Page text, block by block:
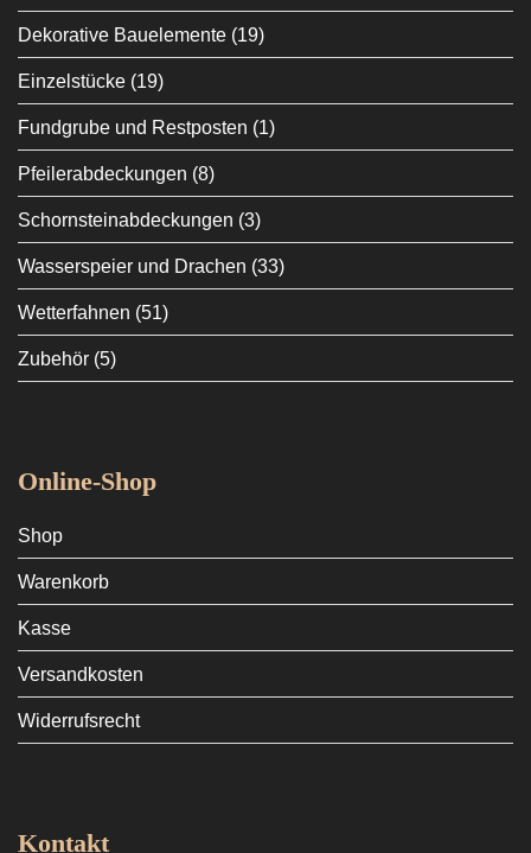
Dekorative Bauelemente (19)
Einzelstücke (19)
Fundgrube und Restposten (1)
Pfeilerabdeckungen (8)
Schornsteinabdeckungen (3)
Wasserspeier und Drachen (33)
Wetterfahnen (51)
Zubehör (5)
Online-Shop
Shop
Warenkorb
Kasse
Versandkosten
Widerrufsrecht
Kontakt